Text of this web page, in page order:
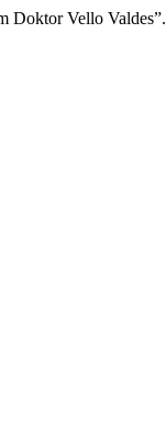
Doktor Vello Valdes”.